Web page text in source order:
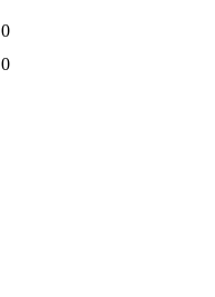
0
0